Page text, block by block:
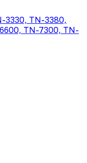
3330, TN-3380,
TN-7300, TN-